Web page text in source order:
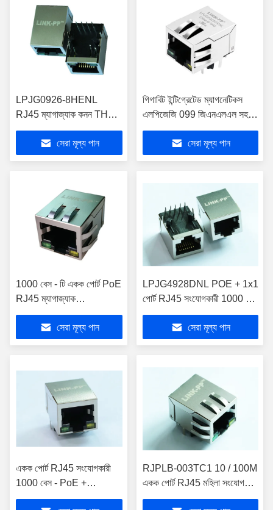
LPJG0926-8HENL
RJ45 ম্যাগাজ্যাক কনন THT
1000 বেস - টি অটোএমডিএক্স
ইথারনেট ওভার পাওয়ার +
সেরা মূল্য পান
গিগাবিট ইন্টিগ্রেটেড ম্যাগনেটিকস
এলপিজেজি 099 জিএনএলএল সহ
একক পোর্ট POE RJ45
সংযোগকারী
সেরা মূল্য পান
1000 বেস - টি একক পোর্ট PoE
RJ45 ম্যাগাজ্যাক
LPJG4928GENL সঙ্গে
সংযোগকারী সেরা মূল্য পান
LPJG4928DNL POE + 1x1
পোর্ট RJ45 সংযোগকারী 1000 বেস
- টি ম্যাগনেটিক
সেরা মূল্য পান
একক পোর্ট RJ45 সংযোগকারী
1000 বেস - PoE +
TPJG4926HENL সহ টি
RJPLB-003TC1 10 / 100M
একক পোর্ট RJ45 মহিলা সংযোগকারী
POE LPJ4284EENL এর